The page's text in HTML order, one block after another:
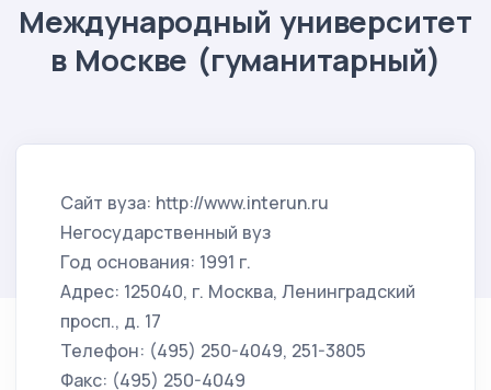
Международный университет
в Москве (гуманитарный)
Сайт вуза: http://www.interun.ru
Негосударственный вуз
Год основания: 1991 г.
Адрес: 125040, г. Москва, Ленинградский
просп., д. 17
Телефон: (495) 250-4049, 251-3805
Факс: (495) 250-4049